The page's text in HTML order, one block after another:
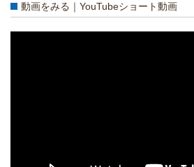
動画をみる｜YouTubeショート動画